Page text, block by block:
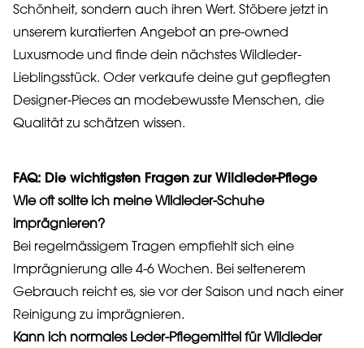
Schönheit, sondern auch ihren Wert. Stöbere jetzt in
unserem kuratierten Angebot an pre-owned
Luxusmode und finde dein nächstes Wildleder-
Lieblingsstück. Oder verkaufe deine gut gepflegten
Designer-Pieces an modebewusste Menschen, die
Qualität zu schätzen wissen.
FAQ: Die wichtigsten Fragen zur Wildleder-Pflege
Wie oft sollte ich meine Wildleder-Schuhe
imprägnieren?
Bei regelmässigem Tragen empfiehlt sich eine
Imprägnierung alle 4-6 Wochen. Bei seltenerem
Gebrauch reicht es, sie vor der Saison und nach einer
Reinigung zu imprägnieren.
Kann ich normales Leder-Pflegemittel für Wildleder